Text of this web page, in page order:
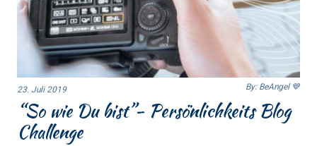
23. Juli 2019 By: BeAngel 💙
“So wie Du bist”- Persönlichkeits Blog
Challenge